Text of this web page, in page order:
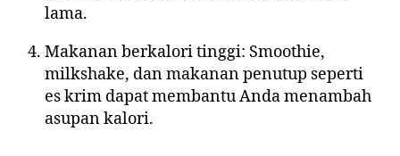
lama.
Makanan berkalori tinggi: Smoothie,
milkshake, dan makanan penutup seperti
es krim dapat membantu Anda menambah
asupan kalori.